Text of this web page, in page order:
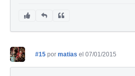
#15 por matias el 07/01/2015